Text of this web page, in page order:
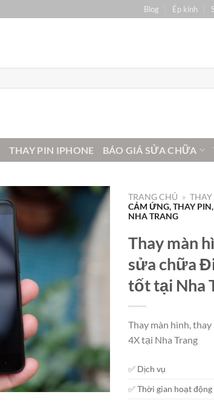
Blog Ép kính
THAY PIN IPHONE BÁO GIÁ SỬA CHỮA
TRANG CHỦ »
CẢM ỨNG, THAY
NHA TRANG
Thay màn
sửa chữa
tốt tại Nha
Thay màn hình,
4X tại Nha Trang
✅ Dịch vụ
✅ Thời gian hoạt động